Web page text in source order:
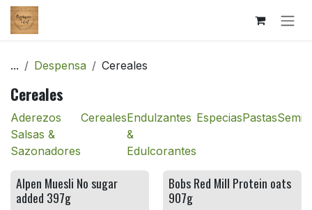
Ir al contenido
... Despensa Cereales
Cereales
Aderezos
Salsas &
Sazonadores
CerealesEndulzantes
&
Edulcorantes
EspeciasPastas
Alpen Muesli No sugar
added 397g
Bobs Red Mill Protein oats
907g